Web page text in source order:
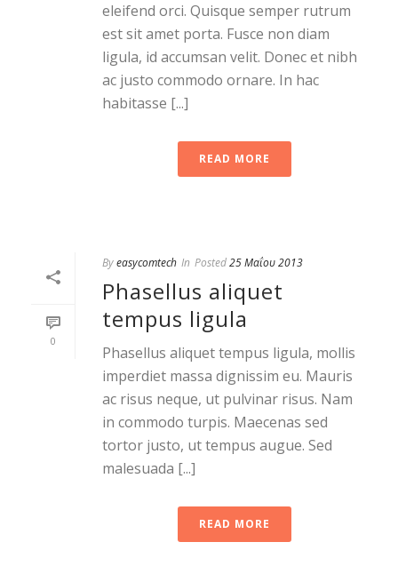
eleifend orci. Quisque semper rutrum
est sit amet porta. Fusce non diam
ligula, id accumsan velit. Donec et nibh
ac justo commodo ornare. In hac
habitasse [...]
READ MORE
0
Byeasycomtech In Posted25 Μαΐου 2013
Phasellus aliquet
tempus ligula
Phasellus aliquet tempus ligula, mollis
imperdiet massa dignissim eu. Mauris
ac risus neque, ut pulvinar risus. Nam
in commodo turpis. Maecenas sed
tortor justo, ut tempus augue. Sed
malesuada [...]
READ MORE